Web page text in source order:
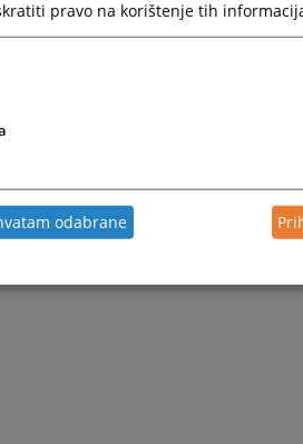
pravo na korištenje tih
odabrane